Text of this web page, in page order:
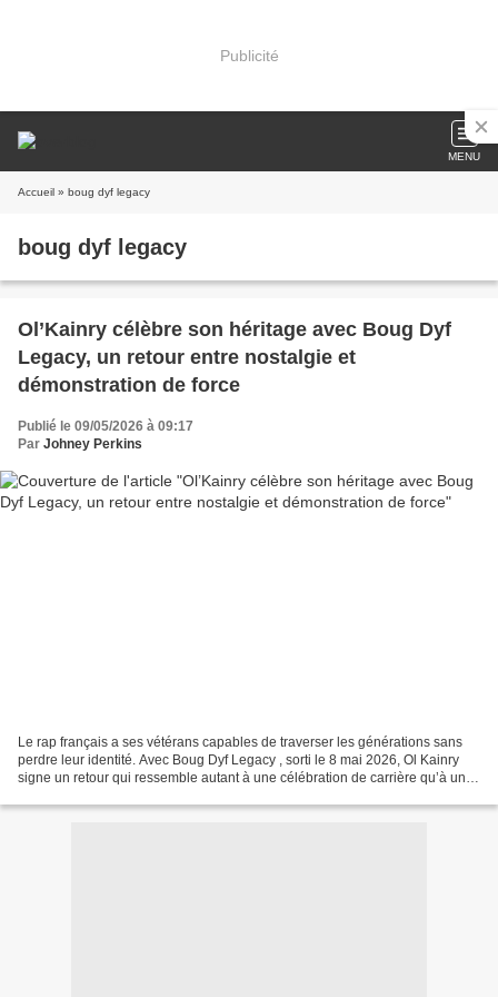
Publicité
MENU
Accueil » boug dyf legacy
boug dyf legacy
Ol’Kainry célèbre son héritage avec Boug Dyf
Legacy, un retour entre nostalgie et
démonstration de force
Publié le 09/05/2026 à 09:17
Par Johney Perkins
Le rap français a ses vétérans capables de traverser les générations sans
perdre leur identité. Avec Boug Dyf Legacy , sorti le 8 mai 2026, Ol Kainry
signe un retour qui ressemble autant à une célébration de carrière qu’à une